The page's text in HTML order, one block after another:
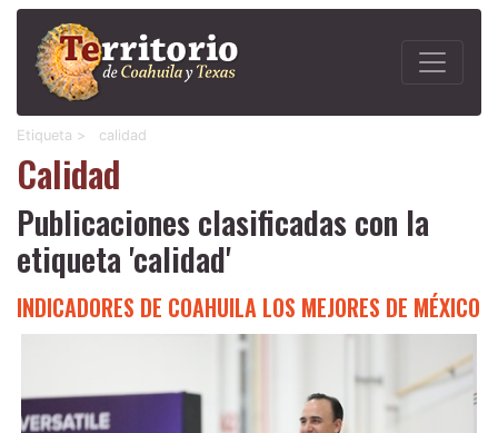
Etiqueta > calidad
Calidad
Publicaciones clasificadas con la
etiqueta 'calidad'
INDICADORES DE COAHUILA LOS MEJORES DE MÉXICO